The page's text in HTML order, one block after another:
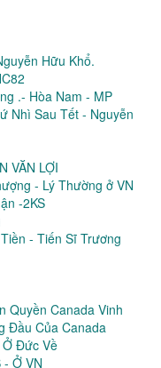
Hữu Khổ.
.- Hòa Nam - MP
Nhì Sau Tết - Nguyễn
VĂN LỢI
- Lý Thường ở VN
-2KS
- Tiến Sĩ Trương
Quyền Canada Vinh
Đầu Của Canada
Ở Đức Về
Ở VN